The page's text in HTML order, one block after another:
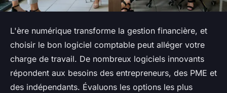
L'ère numérique transforme la gestion financière, et
choisir le bon logiciel comptable peut alléger votre
charge de travail. De nombreux logiciels innovants
répondent aux besoins des entrepreneurs, des PME et
des indépendants. Évaluons les options les plus